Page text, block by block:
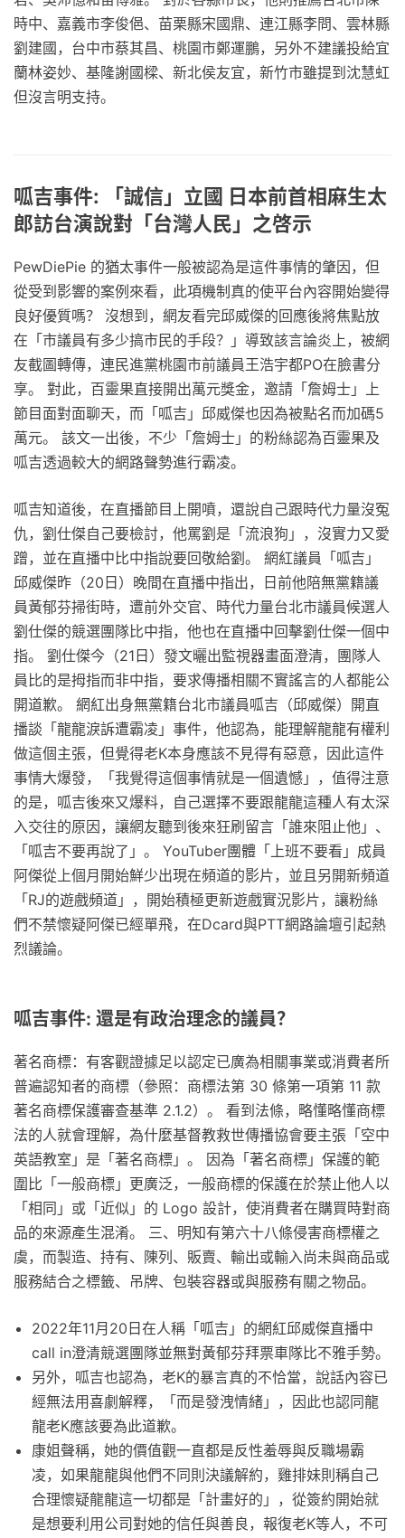
時中、嘉義市李俊俋、苗栗縣宋國鼎、連江縣李問、雲林縣
劉建國，台中市蔡其昌、桃園市鄭運鵬，另外不建議投給宜
蘭林姿妙、基隆謝國樑、新北侯友宜，新竹市雖提到沈慧虹
但沒言明支持。
呱吉事件: 「誠信」立國 日本前首相麻生太
郎訪台演說對「台灣人民」之啓示
PewDiePie 的猶太事件一般被認為是這件事情的肇因，但
從受到影響的案例來看，此項機制真的使平台內容開始變得
良好優質嗎？ 沒想到，網友看完邱威傑的回應後將焦點放
在「市議員有多少搞市民的手段？」導致該言論炎上，被網
友截圖轉傳，連民進黨桃園市前議員王浩宇都PO在臉書分
享。 對此，百靈果直接開出萬元獎金，邀請「詹姆士」上
節目面對面聊天，而「呱吉」邱威傑也因為被點名而加碼5
萬元。 該文一出後，不少「詹姆士」的粉絲認為百靈果及
呱吉透過較大的網路聲勢進行霸凌。
呱吉知道後，在直播節目上開噴，還說自己跟時代力量沒冤
仇，劉仕傑自己要檢討，他罵劉是「流浪狗」，沒實力又愛
蹭，並在直播中比中指說要回敬給劉。 網紅議員「呱吉」
邱威傑昨（20日）晚間在直播中指出，日前他陪無黨籍議
員黃郁芬掃街時，遭前外交官、時代力量台北市議員候選人
劉仕傑的競選團隊比中指，他也在直播中回擊劉仕傑一個中
指。 劉仕傑今（21日）發文曬出監視器畫面澄清，團隊人
員比的是拇指而非中指，要求傳播相關不實謠言的人都能公
開道歉。 網紅出身無黨籍台北市議員呱吉（邱威傑）開直
播談「龍龍淚訴遭霸凌」事件，他認為，能理解龍龍有權利
做這個主張，但覺得老K本身應該不見得有惡意，因此這件
事情大爆發，「我覺得這個事情就是一個遺憾」，值得注意
的是，呱吉後來又爆料，自己選擇不要跟龍龍這種人有太深
入交往的原因，讓網友聽到後來狂刷留言「誰來阻止他」、
「呱吉不要再說了」。 YouTuber團體「上班不要看」成員
阿傑從上個月開始鮮少出現在頻道的影片，並且另開新頻道
「RJ的遊戲頻道」，開始積極更新遊戲實況影片，讓粉絲
們不禁懷疑阿傑已經單飛，在Dcard與PTT網路論壇引起熱
烈議論。
呱吉事件: 還是有政治理念的議員？
著名商標：有客觀證據足以認定已廣為相關事業或消費者所
普遍認知者的商標（參照：商標法第 30 條第一項第 11 款
著名商標保護審查基準 2.1.2）。 看到法條，略懂略懂商標
法的人就會理解，為什麼基督教救世傳播協會要主張「空中
英語教室」是「著名商標」。 因為「著名商標」保護的範
圍比「一般商標」更廣泛，一般商標的保護在於禁止他人以
「相同」或「近似」的 Logo 設計，使消費者在購買時對商
品的來源產生混淆。 三、明知有第六十八條侵害商標權之
虞，而製造、持有、陳列、販賣、輸出或輸入尚未與商品或
服務結合之標籤、吊牌、包裝容器或與服務有關之物品。
2022年11月20日在人稱「呱吉」的網紅邱威傑直播中
call in澄清競選團隊並無對黃郁芬拜票車隊比不雅手勢。
另外，呱吉也認為，老K的暴言真的不恰當，說話內容已
經無法用喜劇解釋，「而是發洩情緒」，因此也認同龍
龍老K應該要為此道歉。
康姐聲稱，她的價值觀一直都是反性羞辱與反職場霸
凌，如果龍龍與他們不同則決議解約，雞排妹則稱自己
合理懷疑龍龍這一切都是「計畫好的」，從簽約開始就
是想要利用公司對她的信任與善良，報復老K等人，不可